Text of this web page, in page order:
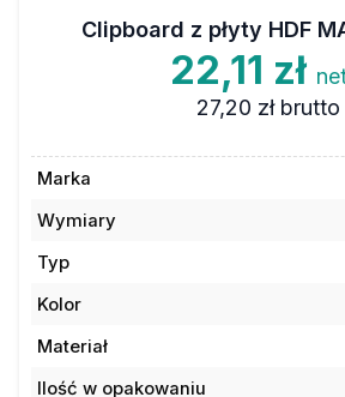
Clipboard z płyty HDF
22,11 zł
27,20 zł brutto
Marka
Wymiary
Typ
Kolor
Materiał
Ilość w opakowaniu